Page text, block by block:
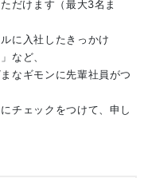
だけます（最大3名ま
に入社したきっかけ
など、
なギモンに先輩社員がつ
チェックをつけて、申し